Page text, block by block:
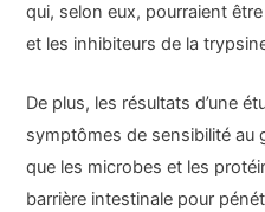
qui, selon eux, pourraient
et les inhibiteurs de la
De plus, les résultats d’une
symptômes de sensibilité au
que les microbes et les
barrière intestinale pour